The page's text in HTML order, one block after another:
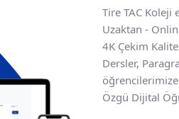
Tire TAC Koleji
Uzaktan -
4K Çekim
Dersler,
öğrencilerimize
Özgü Dijital